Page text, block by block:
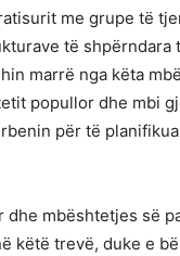
me grupe të
të
marrë nga këta
popullor dhe mbi
për të
mbështetjes së
këtë trevë, duke e